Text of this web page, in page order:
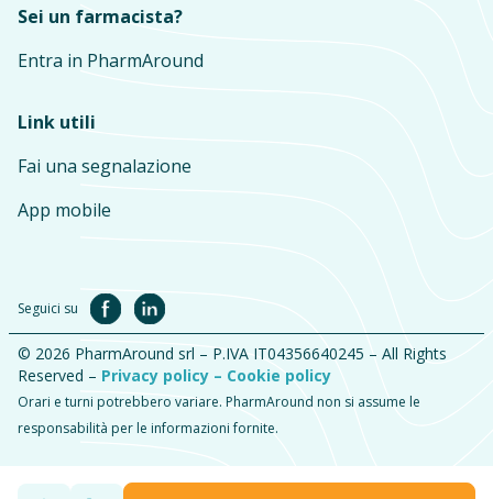
Sei un farmacista?
Entra in PharmAround
Link utili
Fai una segnalazione
App mobile
Seguici su
© 2026 PharmAround srl – P.IVA IT04356640245 – All Rights
Reserved – Privacy policy – Cookie policy
Orari e turni potrebbero variare. PharmAround non si assume le
responsabilità per le informazioni fornite.